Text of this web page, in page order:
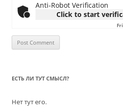
Anti-Robot Verification
Click to start
ЕСТЬ ЛИ ТУТ СМЫСЛ?
Нет тут его.